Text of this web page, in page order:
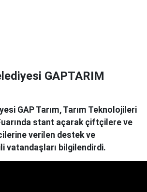
GAPTARIM
GAP Tarım, Tarım Teknolojileri
stant açarak çiftçilere ve
verilen destek ve
vatandaşları bilgilendirdi.